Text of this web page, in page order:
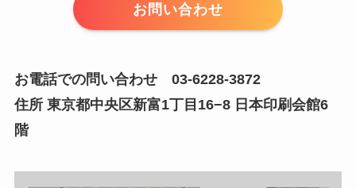
お問い合わせ
お電話での問い合わせ 03-6228-3872
住所 東京都中央区新富1丁目16−8 日本印刷会館6
階